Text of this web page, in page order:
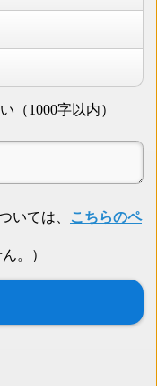
（1000字以内）
いては、
こちらのペ
。）